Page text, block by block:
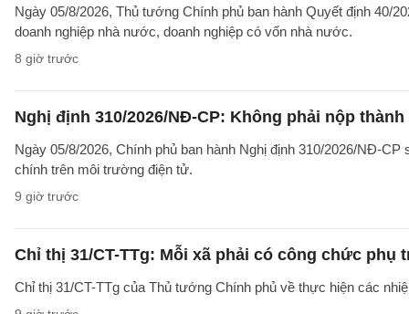
Ngày 05/8/2026, Thủ tướng Chính phủ ban hành Quyết định 40/
doanh nghiệp nhà nước, doanh nghiệp có vốn nhà nước.
8 giờ trước
Nghị định 310/2026/NĐ-CP: Không phải nộp
Ngày 05/8/2026, Chính phủ ban hành Nghị định 310/2026/NĐ-
chính trên môi trường điện tử.
9 giờ trước
Chỉ thị 31/CT-TTg: Mỗi xã phải có công chức phụ
Chỉ thị 31/CT-TTg của Thủ tướng Chính phủ về thực hiện các